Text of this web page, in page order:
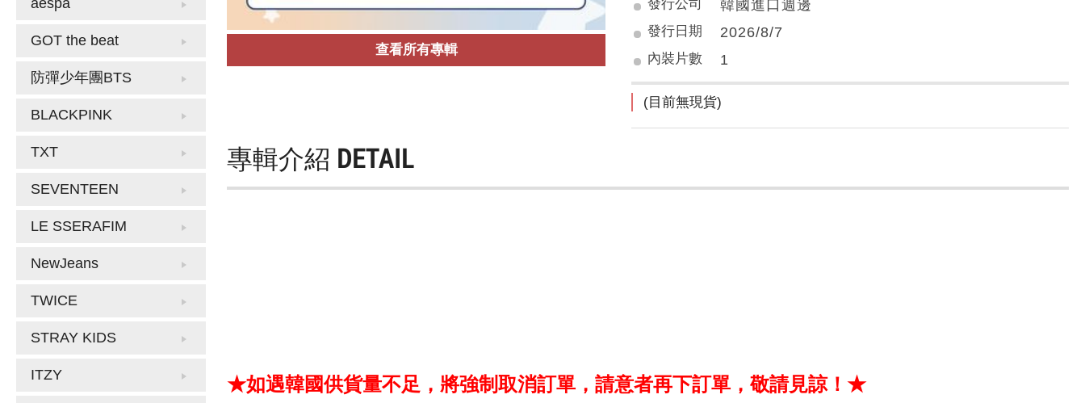
aespa
GOT the beat
防彈少年團BTS
BLACKPINK
TXT
SEVENTEEN
LE SSERAFIM
NewJeans
TWICE
STRAY KIDS
ITZY
查看所有專輯
發行公司
韓國進口週邊
發行日期 2026/8/7
內裝片數 1
(目前無現貨)
專輯介紹 DETAIL
★如遇韓國供貨量不足，將強制取消訂單，請意者再下訂單，敬請見諒！★